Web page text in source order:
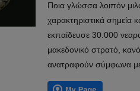
Ποια γλώσσα λοιπόν
χαρακτηριστικά σημεία
εκπαίδευσε 30.000
μακεδονικό στρατό,
ανατραφούν σύμφωνα με